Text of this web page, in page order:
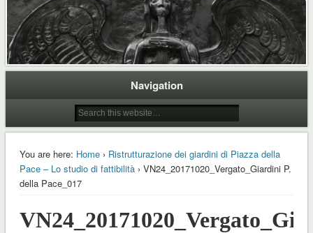
Navigation
You are here: Home› Ristrutturazione dei giardini di Piazza della
Pace – Lo studio di fattibilità› VN24_20171020_Vergato_Giardini P.
della Pace_017